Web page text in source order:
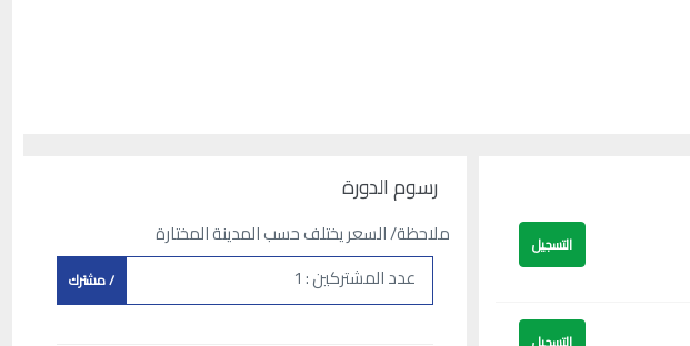
رسوم الدورة
ملاحظة/ السعر يختلف حسب المدينة المختارة
عدد المشتركين : 1
/ مشترك